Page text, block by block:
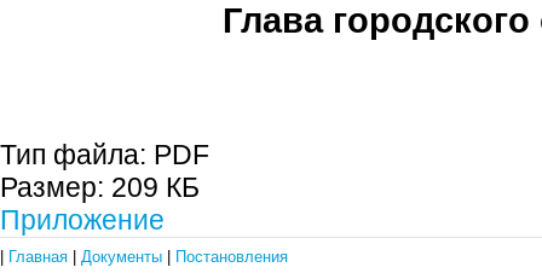
Глава городского
Тип файла: PDF
Размер: 209 КБ
Приложение
Главная Документы Постановления